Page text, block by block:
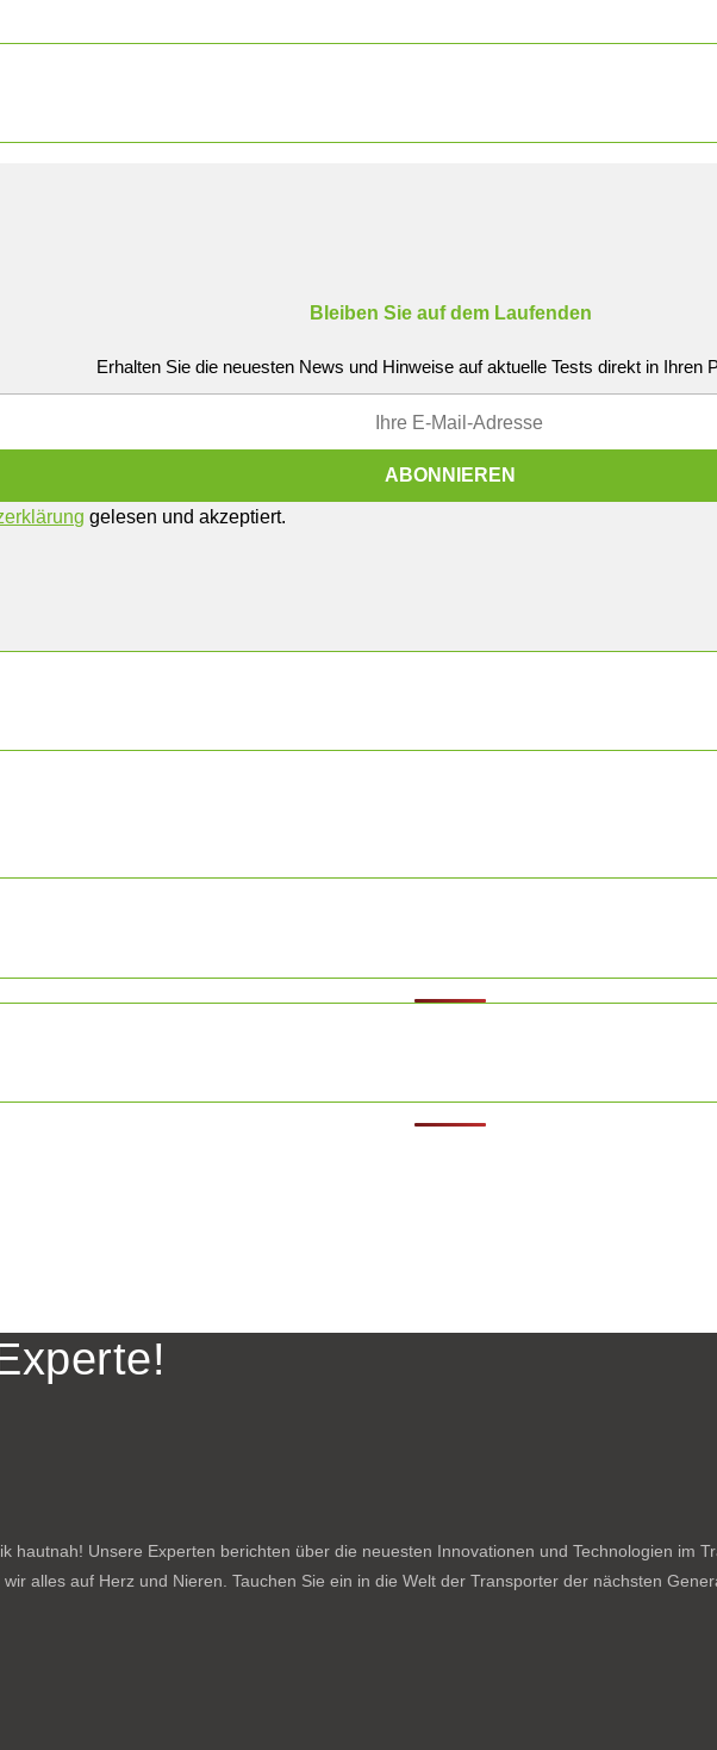
Bleiben Sie auf dem Laufenden
Erhalten Sie die neuesten News und Hinweise auf aktuelle Tests direkt in Ihren
gelesen und akzeptiert.
hautnah! Unsere Experten berichten über die neuesten Innovationen und Technologien im
alles auf Herz und Nieren. Tauchen Sie ein in die Welt der Transporter der nächsten